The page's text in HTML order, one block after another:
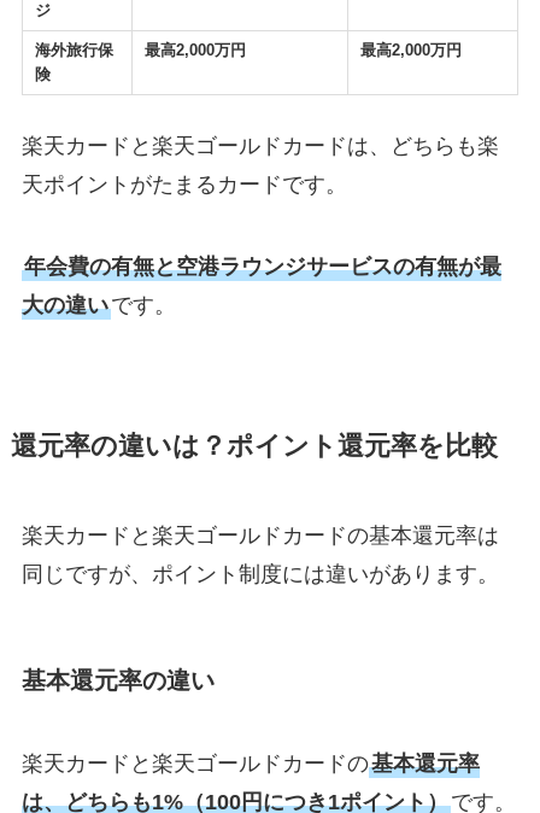
ジ
海外旅行保
険
最高2,000万円 最高2,000万円
楽天カードと楽天ゴールドカードは、どちらも楽
天ポイントがたまるカードです。
年会費の有無と空港ラウンジサービスの有無が最
大の違いです。
還元率の違いは？ポイント還元率を比較
楽天カードと楽天ゴールドカードの基本還元率は
同じですが、ポイント制度には違いがあります。
基本還元率の違い
楽天カードと楽天ゴールドカードの基本還元率
は、どちらも1%（100円につき1ポイント）です。